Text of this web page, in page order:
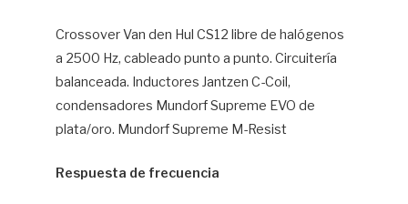
Crossover Van den Hul CS12 libre de halógenos
a 2500 Hz, cableado punto a punto. Circuitería
balanceada. Inductores Jantzen C-Coil,
condensadores Mundorf Supreme EVO de
plata/oro. Mundorf Supreme M-Resist
Respuesta de frecuencia